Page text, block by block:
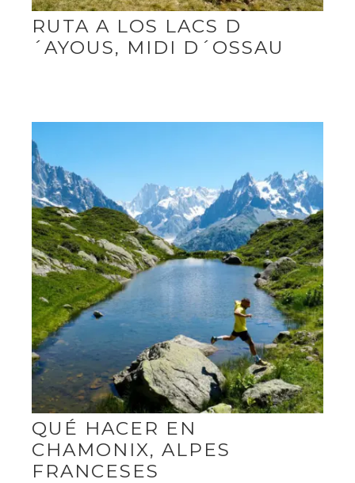
RUTA A LOS LACS D
´AYOUS, MIDI D´OSSAU
QUÉ HACER EN
CHAMONIX, ALPES
FRANCESES